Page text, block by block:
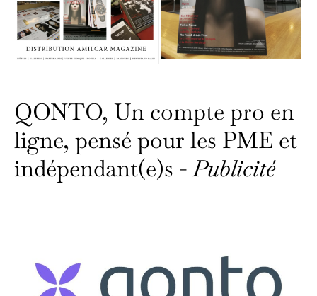
QONTO, Un compte pro en
ligne, pensé pour les PME et
indépendant(e)s -Publicité